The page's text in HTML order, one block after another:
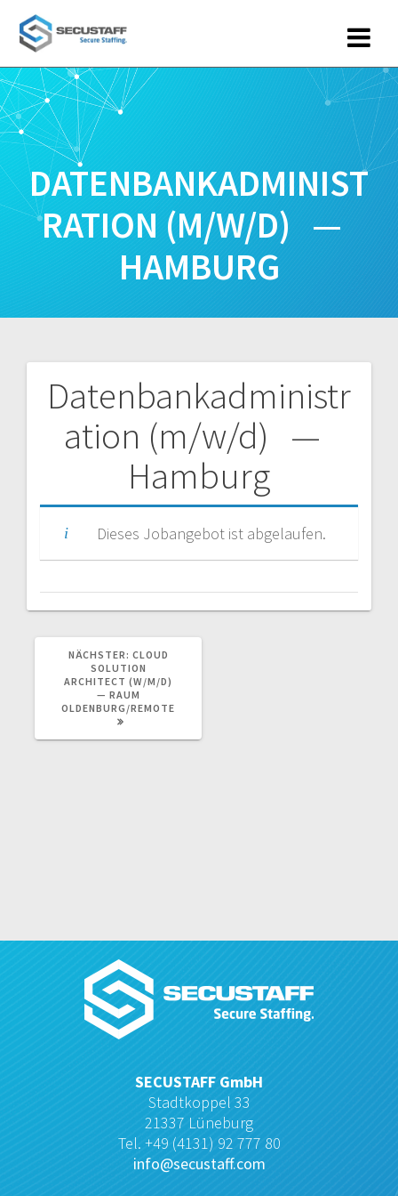
DATENBANKADMINIST
RATION (M/W/D) —
HAMBURG
Datenbankadministr
ation (m/w/d) —
Hamburg
Dieses Jobangebot ist abgelaufen.
Beitragsnavigation
NÄCHSTER: NÄCHSTER
BEITRAG:
CLOUD
SOLUTION
ARCHITECT (W/M/D)
— RAUM
OLDENBURG/REMOTE
SECUSTAFF GmbH
Stadtkoppel 33
21337 Lüneburg
Tel. +49 (4131) 92 777 80
info@secustaff.com